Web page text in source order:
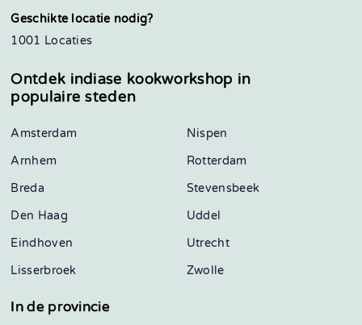
Geschikte locatie nodig?
1001 Locaties
Ontdek indiase kookworkshop in
populaire steden
Amsterdam
Arnhem
Breda
Den Haag
Eindhoven
Lisserbroek
Nispen
Rotterdam
Stevensbeek
Uddel
Utrecht
Zwolle
In de provincie